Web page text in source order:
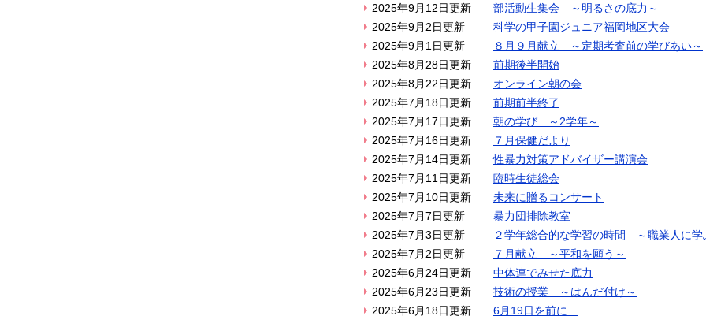
2025年9月12日更新
部活動生集会 ～明るさの底力～
2025年9月2日更新
科学の甲子園ジュニア福岡地区大会
2025年9月1日更新
８月９月献立 ～定期考査前の学びあい～
2025年8月28日更新
前期後半開始
2025年8月22日更新
オンライン朝の会
2025年7月18日更新
前期前半終了
2025年7月17日更新
朝の学び ～2学年～
2025年7月16日更新
７月保健だより
2025年7月14日更新
性暴力対策アドバイザー講演会
2025年7月11日更新
臨時生徒総会
2025年7月10日更新
未来に贈るコンサート
2025年7月7日更新
暴力団排除教室
2025年7月3日更新
２学年総合的な学習の時間 ～職業人に学
2025年7月2日更新
７月献立 ～平和を願う～
2025年6月24日更新
中体連でみせた底力
2025年6月23日更新
技術の授業 ～はんだ付け～
2025年6月18日更新
6月19日を前に…